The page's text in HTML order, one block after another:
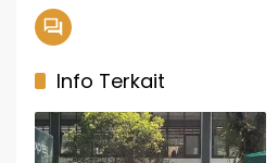
Info Terkait